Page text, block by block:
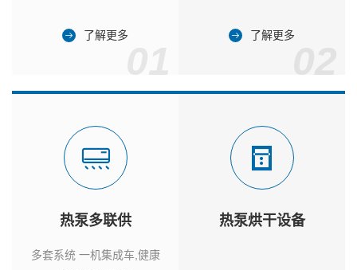
了解更多 了解更多
热泵多联供
多套系统 一机集成车,健康
热泵烘干设备